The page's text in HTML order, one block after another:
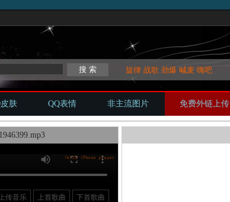
旋律 战歌 劲爆 喊麦 嗨吧
肤 QQ表情 非主流图片 免费外链上传
上传音乐 上首歌曲 下首歌曲